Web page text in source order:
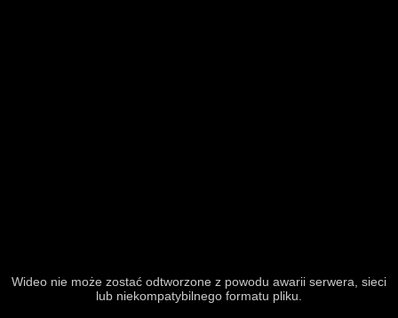
Wideo nie może zostać odtworzone z powodu awarii serwera, sieci
lub niekompatybilnego formatu pliku.